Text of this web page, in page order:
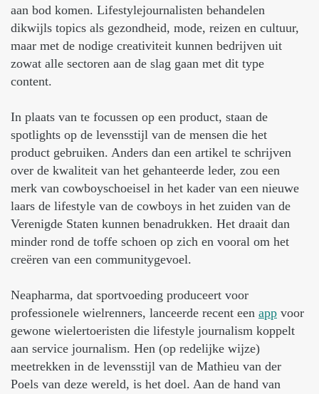
aan bod komen. Lifestylejournalisten behandelen
dikwijls topics als gezondheid, mode, reizen en cultuur,
maar met de nodige creativiteit kunnen bedrijven uit
zowat alle sectoren aan de slag gaan met dit type
content.
In plaats van te focussen op een product, staan de
spotlights op de levensstijl van de mensen die het
product gebruiken. Anders dan een artikel te schrijven
over de kwaliteit van het gehanteerde leder, zou een
merk van cowboyschoeisel in het kader van een nieuwe
laars de lifestyle van de cowboys in het zuiden van de
Verenigde Staten kunnen benadrukken. Het draait dan
minder rond de toffe schoen op zich en vooral om het
creëren van een communitygevoel.
Neapharma, dat sportvoeding produceert voor
professionele wielrenners, lanceerde recent een app voor
gewone wielertoeristen die lifestyle journalism koppelt
aan service journalism. Hen (op redelijke wijze)
meetrekken in de levensstijl van de Mathieu van der
Poels van deze wereld, is het doel. Aan de hand van